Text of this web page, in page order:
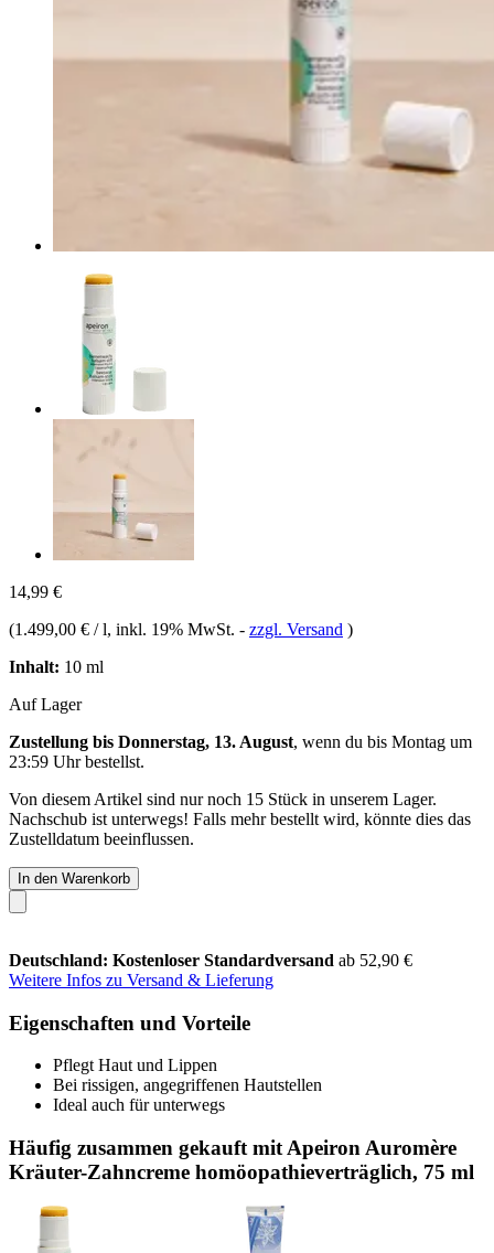
14,99 €
(1.499,00 € / l, inkl. 19% MwSt. - zzgl. Versand )
Inhalt: 10 ml
Auf Lager
Zustellung bis Donnerstag, 13. August, wenn du bis Montag um
23:59 Uhrbestellst.
Von diesem Artikel sind nur noch 15 Stück in unserem Lager.
Nachschub ist unterwegs! Falls mehr bestellt wird, könnte dies das
Zustelldatum beeinflussen.
In den Warenkorb
Deutschland: Kostenloser Standardversand ab 52,90 €
Weitere Infos zu Versand & Lieferung
Eigenschaften und Vorteile
Pflegt Haut und Lippen
Bei rissigen, angegriffenen Hautstellen
Ideal auch für unterwegs
Häufig zusammen gekauft mit Apeiron Auromère
Kräuter-Zahncreme homöopathieverträglich, 75 ml